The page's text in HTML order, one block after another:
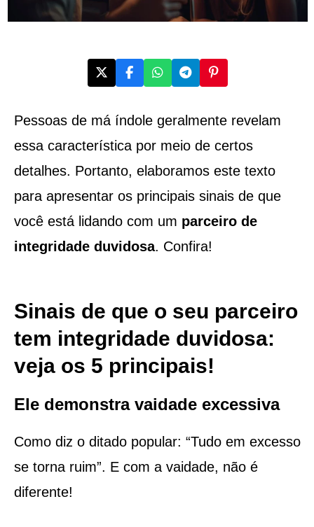
Pessoas de má índole geralmente revelam
essa característica por meio de certos
detalhes. Portanto, elaboramos este texto
para apresentar os principais sinais de que
você está lidando com um parceiro de
integridade duvidosa. Confira!
Sinais de que o seu parceiro
tem integridade duvidosa:
veja os 5 principais!
Ele demonstra vaidade excessiva
Como diz o ditado popular: “Tudo em excesso
se torna ruim”. E com a vaidade, não é
diferente!